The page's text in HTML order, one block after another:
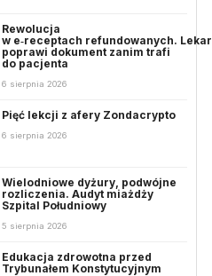
Rewolucja
w e‑receptach refundowanych.
poprawi dokument zanim trafi
do pacjenta
6 sierpnia 2026
Pięć lekcji z afery Zondacrypto
6 sierpnia 2026
Wielodniowe dyżury, podwójne
rozliczenia. Audyt miażdży
Szpital Południowy
5 sierpnia 2026
Edukacja zdrowotna przed
Trybunałem Konstytucyjnym